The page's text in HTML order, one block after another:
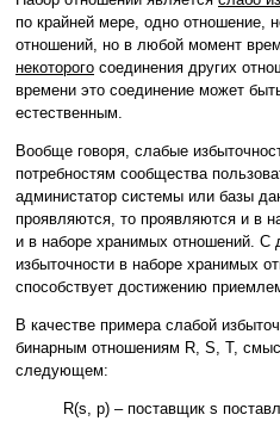
по крайней мере, одно отношение,
отношений, но в любой момент
некоторого соединения других
времени это соединение может
естественным.
Вообще говоря, слабые
потребностям сообщества
администатор системы или базы
проявляются, то проявляются и в
и в наборе хранимых отношений. С
избыточности в наборе хранимых
способствует достижению
В качестве примера слабой
бинарным отношениям R, S, T,
следующем:
R(s, p) – поставщик s